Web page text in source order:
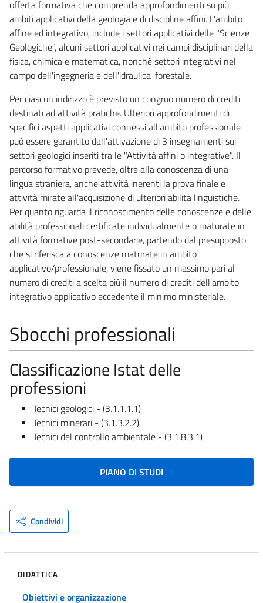
offerta formativa che comprenda approfondimenti su più
ambiti applicativi della geologia e di discipline affini. L'ambito
affine ed integrativo, include i settori applicativi delle "Scienze
Geologiche", alcuni settori applicativi nei campi disciplinari della
fisica, chimica e matematica, nonché settori integrativi nel
campo dell'ingegneria e dell'idraulica-forestale.
Per ciascun indirizzo è previsto un congruo numero di crediti
destinati ad attività pratiche. Ulteriori approfondimenti di
specifici aspetti applicativi connessi all'ambito professionale
può essere garantito dall'attivazione di 3 insegnamenti sui
settori geologici inseriti tra le "Attività affini o integrative". Il
percorso formativo prevede, oltre alla conoscenza di una
lingua straniera, anche attività inerenti la prova finale e
attività mirate all'acquisizione di ulteriori abilità linguistiche.
Per quanto riguarda il riconoscimento delle conoscenze e delle
abilità professionali certificate individualmente o maturate in
attività formative post-secondarie, partendo dal presupposto
che si riferisca a conoscenze maturate in ambito
applicativo/professionale, viene fissato un massimo pari al
numero di crediti a scelta più il numero di crediti dell'ambito
integrativo applicativo eccedente il minimo ministeriale.
Sbocchi professionali
Classificazione Istat delle
professioni
Tecnici geologici - (3.1.1.1.1)
Tecnici minerari - (3.1.3.2.2)
Tecnici del controllo ambientale - (3.1.8.3.1)
PIANO DI STUDI
Condividi
DIDATTICA
Obiettivi e organizzazione